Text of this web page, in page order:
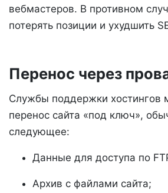
вебмастеров. В противном
потерять позиции и ухудшить
Перенос через
Службы поддержки хостингов
перенос сайта «под ключ»,
следующее:
Данные для доступа по
Архив с файлами сайта;